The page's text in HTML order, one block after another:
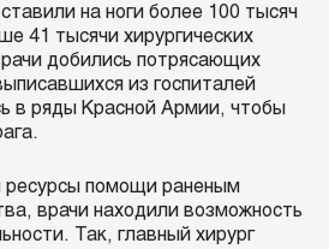
на ноги более 100 тысяч
41 тысячи хирургических
добились потрясающих
из госпиталей
в ряды Красной Армии, чтобы
ресурсы помощи раненым
врачи находили возможность
Так, главный хирург